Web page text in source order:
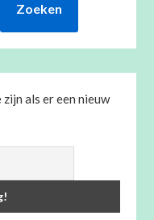
Zoeken
als er een nieuw